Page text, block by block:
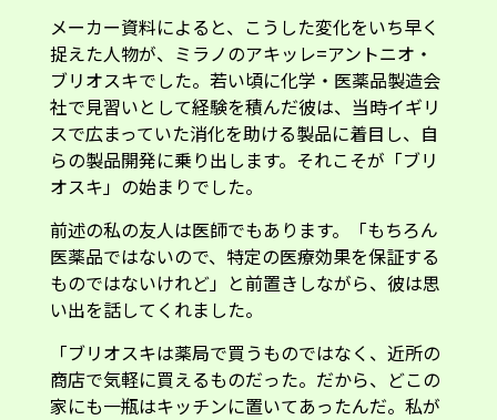
メーカー資料によると、こうした変化をいち早く
捉えた人物が、ミラノのアキッレ=アントニオ・
ブリオスキでした。若い頃に化学・医薬品製造会
社で見習いとして経験を積んだ彼は、当時イギリ
スで広まっていた消化を助ける製品に着目し、自
らの製品開発に乗り出します。それこそが「ブリ
オスキ」の始まりでした。
前述の私の友人は医師でもあります。「もちろん
医薬品ではないので、特定の医療効果を保証する
ものではないけれど」と前置きしながら、彼は思
い出を話してくれました。
「ブリオスキは薬局で買うものではなく、近所の
商店で気軽に買えるものだった。だから、どこの
家にも一瓶はキッチンに置いてあったんだ。私が